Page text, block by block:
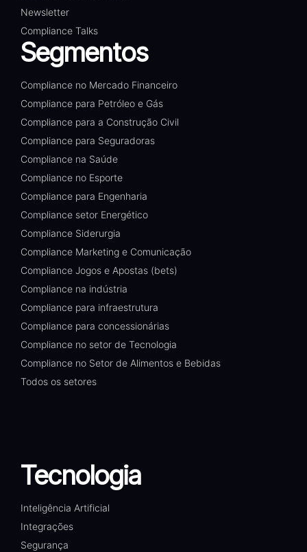
Newsletter
Compliance Talks
Segmentos
Compliance no Mercado Financeiro
Compliance para Petróleo e Gás
Compliance para a Construção Civil
Compliance para Seguradoras
Compliance na Saúde
Compliance no Esporte
Compliance para Engenharia
Compliance setor Energético
Compliance Siderurgia
Compliance Marketing e Comunicação
Compliance Jogos e Apostas (bets)
Compliance na indústria
Compliance para infraestrutura
Compliance para concessionárias
Compliance no setor de Tecnologia
Compliance no Setor de Alimentos e Bebidas
Todos os setores
Tecnologia
Inteligência Artificial
Integrações
Segurança